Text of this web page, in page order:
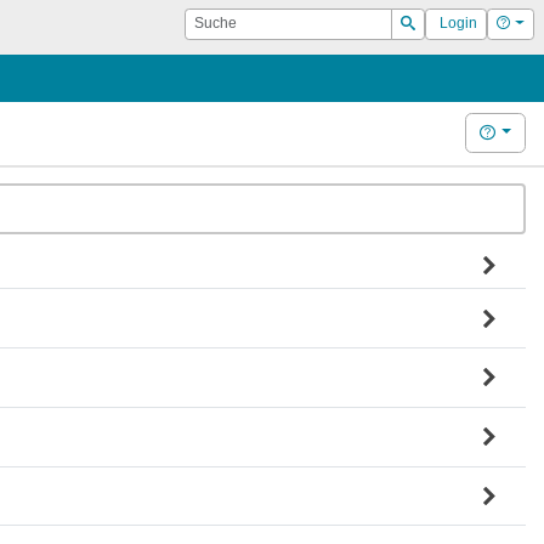
Suche
Suchen
Login Hilfe
Hilfe